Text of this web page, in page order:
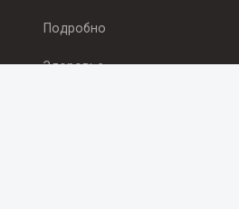
Подробно
Здоровье